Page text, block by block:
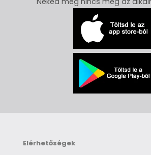
Elérhetőségek